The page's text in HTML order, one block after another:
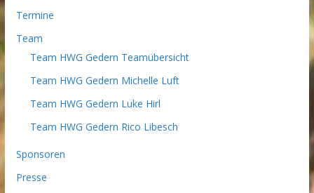
Termine
Team
Team HWG Gedern Teamübersicht
Team HWG Gedern Michelle Luft
Team HWG Gedern Luke Hirl
Team HWG Gedern Rico Libesch
Sponsoren
Presse